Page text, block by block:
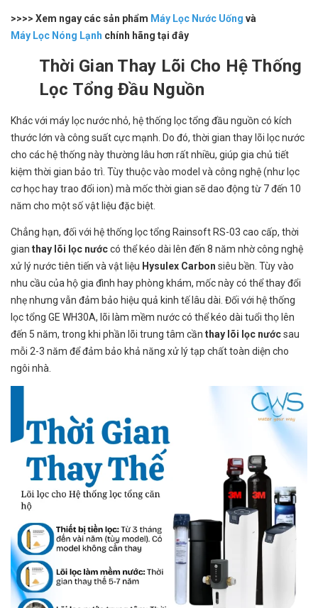
>>>> Xem ngay các sản phẩm Máy Lọc Nước Uống và
Máy Lọc Nóng Lạnh chính hãng tại đây
Thời Gian Thay Lõi Cho Hệ Thống
Lọc Tổng Đầu Nguồn
Khác với máy lọc nước nhỏ, hệ thống lọc tổng đầu nguồn có kích
thước lớn và công suất cực mạnh. Do đó, thời gian thay lõi lọc nước
cho các hệ thống này thường lâu hơn rất nhiều, giúp gia chủ tiết
kiệm thời gian bảo trì. Tùy thuộc vào model và công nghệ (như lọc
cơ học hay trao đổi ion) mà mốc thời gian sẽ dao động từ 7 đến 10
năm cho một số vật liệu đặc biệt.
Chẳng hạn, đối với hệ thống lọc tổng Rainsoft RS-03 cao cấp, thời
gian thay lõi lọc nướccó thể kéo dài lên đến 8 năm nhờ công nghệ
xử lý nước tiên tiến và vật liệu Hysulex Carbon siêu bền. Tùy vào
nhu cầu của hộ gia đình hay phòng khám, mốc này có thể thay đổi
nhẹ nhưng vẫn đảm bảo hiệu quả kinh tế lâu dài. Đối với hệ thống
lọc tổng GE WH30A, lõi làm mềm nước có thể kéo dài tuổi thọ lên
đến 5 năm, trong khi phần lõi trung tâm cần thay lõi lọc nướcsau
mỗi 2-3 năm để đảm bảo khả năng xử lý tạp chất toàn diện cho
ngôi nhà.